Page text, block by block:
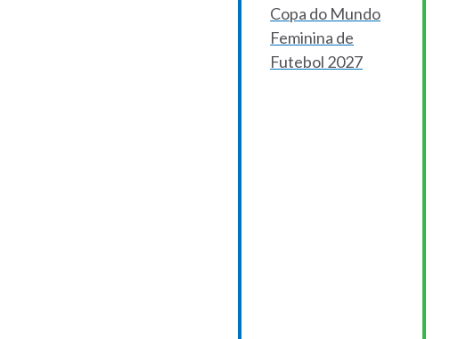
Copa do Mundo
Feminina de
Futebol 2027